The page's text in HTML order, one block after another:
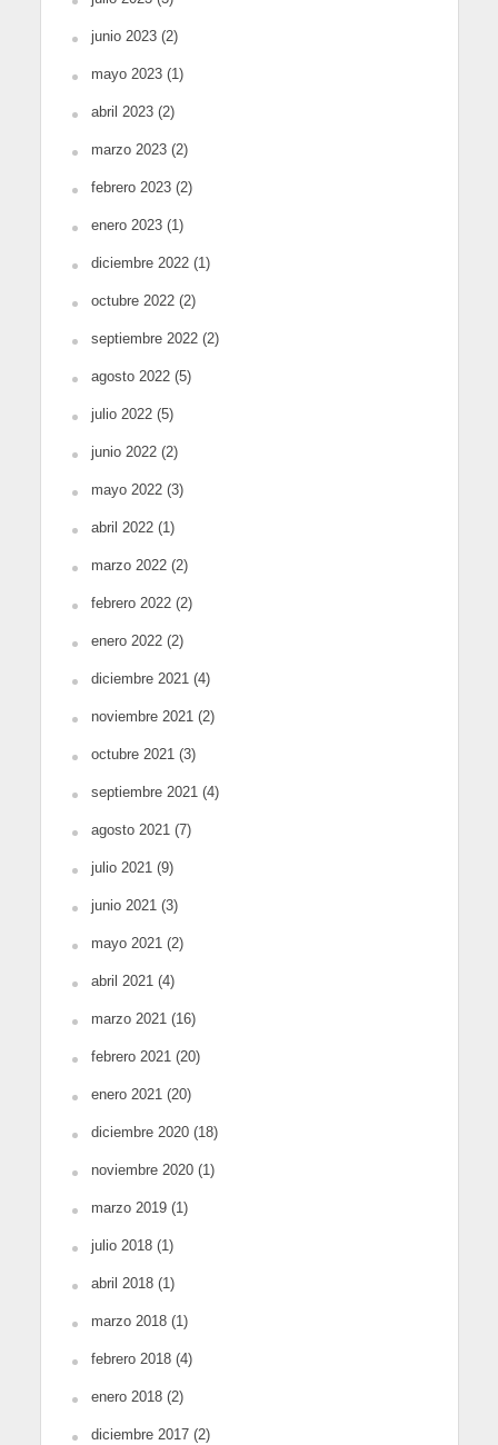
junio 2023(2)
mayo 2023(1)
abril 2023(2)
marzo 2023(2)
febrero 2023(2)
enero 2023(1)
diciembre 2022(1)
octubre 2022(2)
septiembre 2022(2)
agosto 2022(5)
julio 2022(5)
junio 2022(2)
mayo 2022(3)
abril 2022(1)
marzo 2022(2)
febrero 2022(2)
enero 2022(2)
diciembre 2021 (4)
noviembre 2021 (2)
octubre 2021 (3)
septiembre 2021 (4)
agosto 2021 (7)
julio 2021 (9)
junio 2021 (3)
mayo 2021 (2)
abril 2021 (4)
marzo 2021 (16)
febrero 2021 (20)
enero 2021 (20)
diciembre 2020(18)
noviembre 2020(1)
marzo 2019(1)
julio 2018(1)
abril 2018(1)
marzo 2018(1)
febrero 2018(4)
enero 2018(2)
diciembre 2017(2)